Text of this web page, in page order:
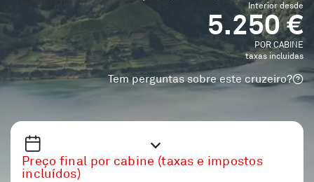
Interior desde
5.250 €
POR CABINE
taxas incluidas
Tem perguntas sobre este cruzeiro?
Preço final por cabine (taxas e impostos
incluídos)